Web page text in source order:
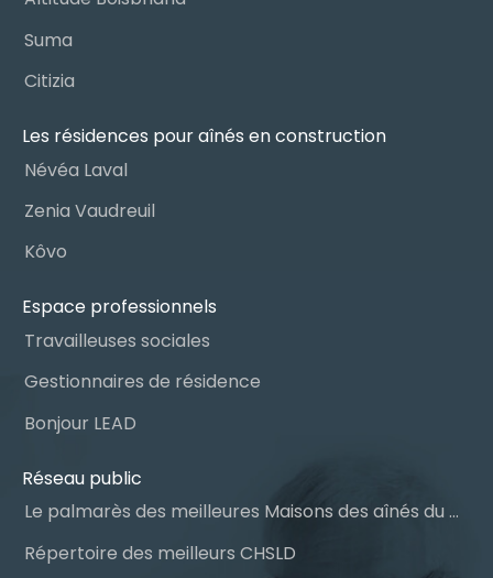
Suma
Citizia
Les résidences pour aînés en construction
Névéa Laval
Zenia Vaudreuil
Kôvo
Espace professionnels
Travailleuses sociales
Gestionnaires de résidence
Bonjour LEAD
Réseau public
Le palmarès des meilleures Maisons des aînés du Québec
Répertoire des meilleurs CHSLD